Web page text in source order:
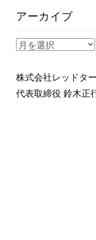
アーカイブ
ア
カ
イ
株式会社レッドタ
代表取締役 鈴木正